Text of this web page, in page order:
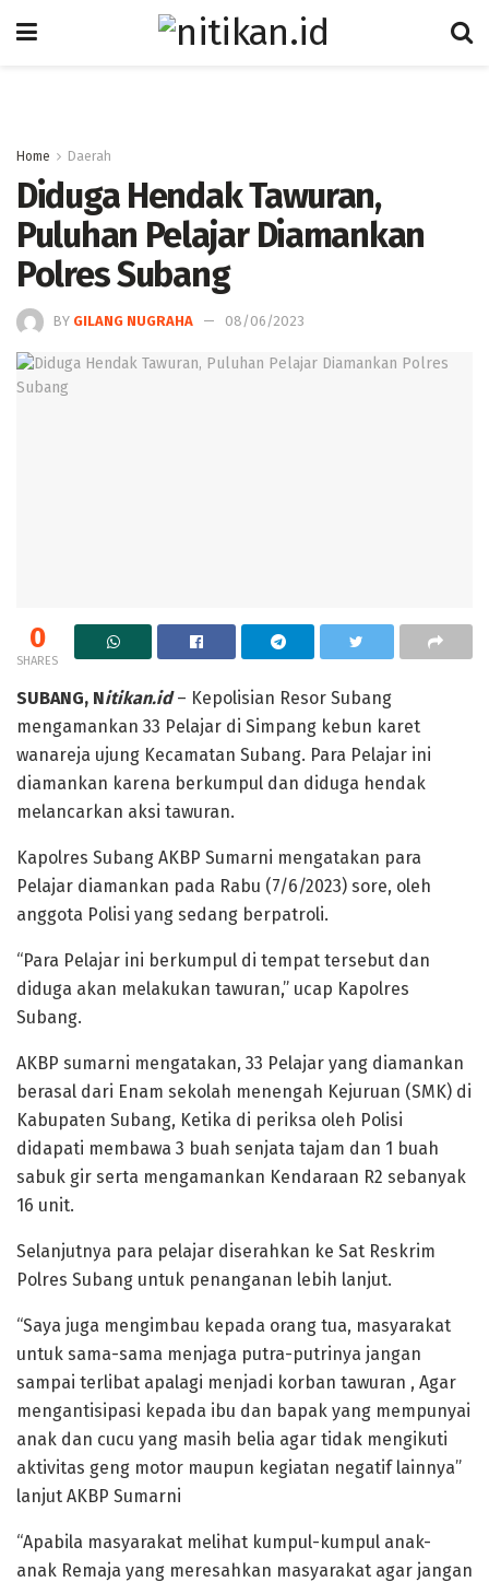
Home Daerah
Diduga Hendak Tawuran,
Puluhan Pelajar Diamankan
Polres Subang
BY GILANG NUGRAHA 08/06/2023
0
SHARES
SUBANG, Nitikan.id– Kepolisian Resor Subang
mengamankan 33 Pelajar di Simpang kebun karet
wanareja ujung Kecamatan Subang. Para Pelajar ini
diamankan karena berkumpul dan diduga hendak
melancarkan aksi tawuran.
Kapolres Subang AKBP Sumarni mengatakan para
Pelajar diamankan pada Rabu (7/6/2023) sore, oleh
anggota Polisi yang sedang berpatroli.
“Para Pelajar ini berkumpul di tempat tersebut dan
diduga akan melakukan tawuran,” ucap Kapolres
Subang.
AKBP sumarni mengatakan, 33 Pelajar yang diamankan
berasal dari Enam sekolah menengah Kejuruan (SMK) di
Kabupaten Subang, Ketika di periksa oleh Polisi
didapati membawa 3 buah senjata tajam dan 1 buah
sabuk gir serta mengamankan Kendaraan R2 sebanyak
16 unit.
Selanjutnya para pelajar diserahkan ke Sat Reskrim
Polres Subang untuk penanganan lebih lanjut.
“Saya juga mengimbau kepada orang tua, masyarakat
untuk sama-sama menjaga putra-putrinya jangan
sampai terlibat apalagi menjadi korban tawuran , Agar
mengantisipasi kepada ibu dan bapak yang mempunyai
anak dan cucu yang masih belia agar tidak mengikuti
aktivitas geng motor maupun kegiatan negatif lainnya”
lanjut AKBP Sumarni
“Apabila masyarakat melihat kumpul-kumpul anak-
anak Remaja yang meresahkan masyarakat agar jangan